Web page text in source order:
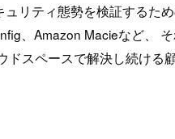
リティ態勢を検証するた
、Amazon Macieなど、
スペースで解決し続ける